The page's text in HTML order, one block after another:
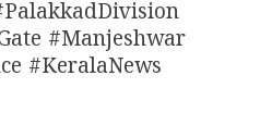
#Manjeshwar
#KeralaNews